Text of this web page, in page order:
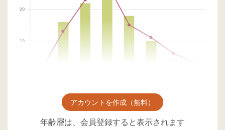
アカウントを作成（無料）
年齢層は、会員登録すると表示されます